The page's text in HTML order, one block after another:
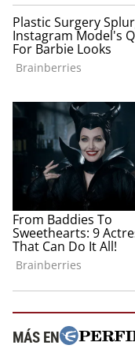
MÁS EN